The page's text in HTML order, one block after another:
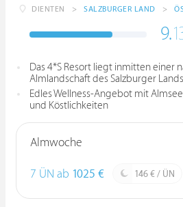
DIENTEN > SALZBURGER LAND >
9.
Das 4*S Resort liegt inmitten einer
Almlandschaft des Salzburger Lands
Edles Wellness-Angebot mit
und Köstlichkeiten
Almwoche
7 ÜN ab 1025 € 146 € / ÜN